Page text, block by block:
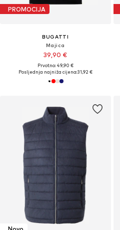
PROMOCIJA
BUGATTI
Majica
39,90 €
Prvotno: 49,90 €
Posljednja najniža cijena:31,92 €